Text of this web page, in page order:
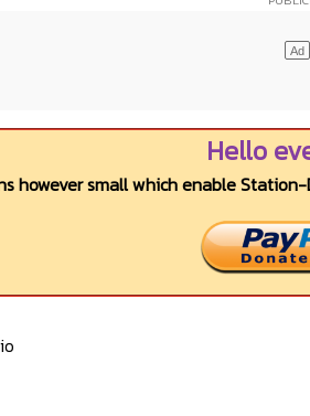
Hello
however small which enable